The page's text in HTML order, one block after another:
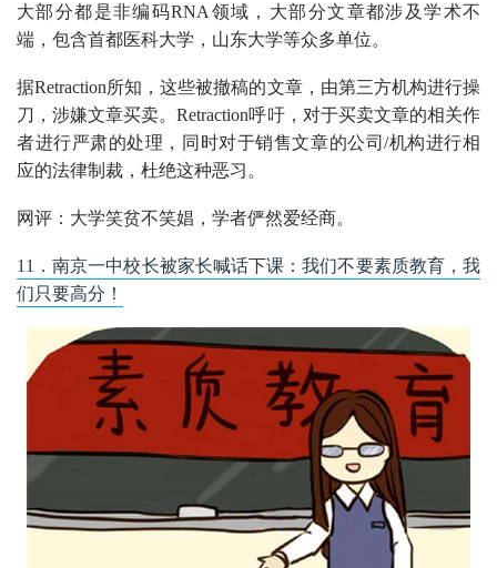
大部分都是非编码RNA领域，大部分文章都涉及学术不
端，包含首都医科大学，山东大学等众多单位。
据Retraction所知，这些被撤稿的文章，由第三方机构进行操
刀，涉嫌文章买卖。Retraction呼吁，对于买卖文章的相关作
者进行严肃的处理，同时对于销售文章的公司/机构进行相
应的法律制裁，杜绝这种恶习。
网评：大学笑贫不笑娼，学者俨然爱经商。
11．南京一中校长被家长喊话下课：我们不要素质教育，我
们只要高分！